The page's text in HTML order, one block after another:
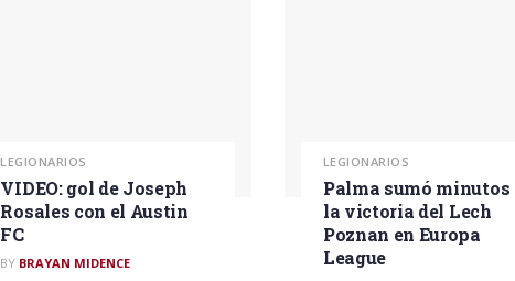
LEGIONARIOS
VIDEO: gol de Joseph
Rosales con el Austin
FC
BY BRAYAN MIDENCE
LEGIONARIOS
Palma sumó minutos
la victoria del Lech
Poznan en Europa
League